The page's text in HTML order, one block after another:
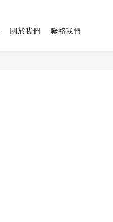
關於我們 聯絡我們